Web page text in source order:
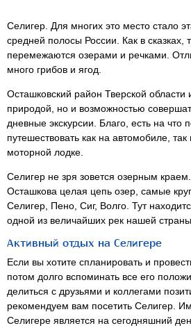
Селигер. Для многих это место стало
средней полосы России. Как в сказках,
перемежаются озерами и речками.
много грибов и ягод.
Осташковский район Тверской области
природой, но и возможностью
дневные экскурсии. Благо, есть на что
путешествовать как на автомобиле,
моторной лодке.
Селигер не зря зовется озерным
Осташкова целая цепь озер, самые
Селигер, Пено, Сиг, Волго. Тут
одной из величайших рек нашей страны.
Активный отдых на Селигере
Если вы хотите спланировать и
потом долго вспоминать все его
делиться с друзьями и коллегами
рекомендуем вам посетить Селигер.
Селигере является на сегодняшний